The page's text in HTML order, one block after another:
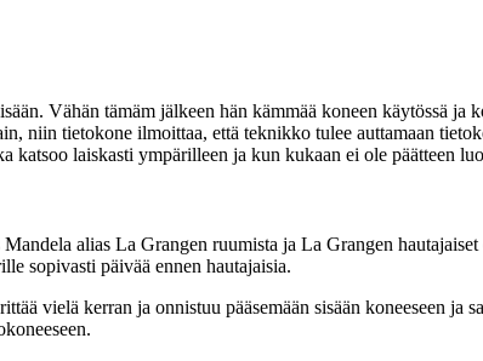
Vähän tämäm jälkeen hän kämmää koneen käytössä
niin tietokone ilmoittaa, että teknikko tulee auttamaan
laiskasti ympärilleen ja kun kukaan ei ole päätteen
alias La Grangen ruumista ja La Grangen
sopivasti päivää ennen hautajaisia.
vielä kerran ja onnistuu pääsemään sisään koneeseen ja